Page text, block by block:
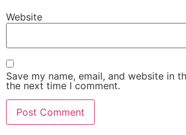
Website
Save my name, email, and website in
the next time I comment.